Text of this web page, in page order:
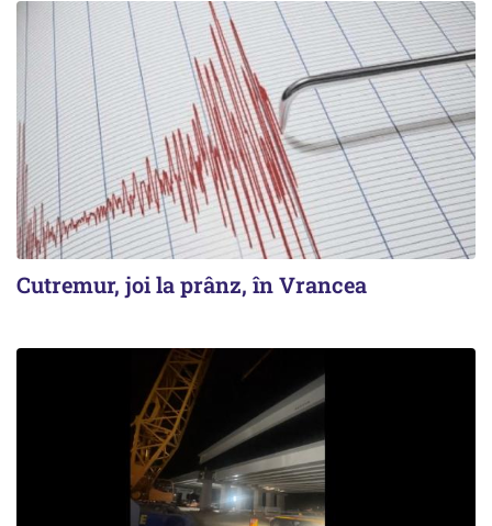
Cutremur, joi la prânz, în Vrancea